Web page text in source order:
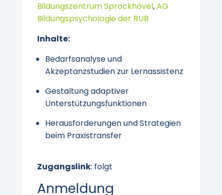
Bildungszentrum Sprockhövel,AG
Bildungspsychologie der RUB
Inhalte:
Bedarfsanalyse und
Akzeptanzstudien zur Lernassistenz
Gestaltung adaptiver
Unterstützungsfunktionen
Herausforderungen und Strategien
beim Praxistransfer
Zugangslink: folgt
Anmeldung